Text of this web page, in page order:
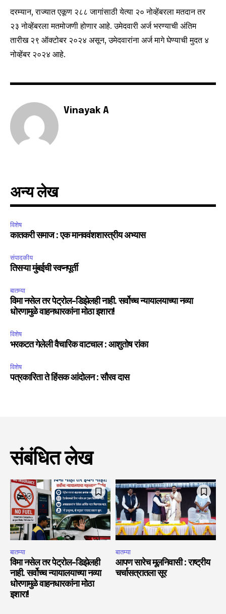
6,300
Fans
32,111 75
दरम्यान, राज्यात एकूण २८८ जागांसाठी येत्या २० नोव्हेंबरला मतदान तर
२३ नोव्हेंबरला मतमोजणी होणार आहे. उमेदवारी अर्ज भरण्याची अंतिम
तारीख २९ ऑक्टोबर २०२४ असून, उमेदवारांना अर्ज मागे घेण्याची मुदत ४
नोव्हेंबर २०२४ आहे.
Vinayak A
अन्य लेख
विशेष
कातकरी समाज : एक मानववंशशास्त्रीय अभ्यास
संपादकीय
तिसऱ्या मुंबईची स्वप्नपूर्ती
बातम्या
विमा नसेल तर पेट्रोल-डिझेलही नाही. सर्वोच्च न्यायालयाच्या नव्या
धोरणामुळे वाहनधारकांना मोठा इशारा!
विशेष
भरकटत गेलेली वैचारिक वाटचाल : आशुतोष रांका
विशेष
पत्रकारिता ते हिंसक आंदोलन : सौरव दास
संबंधित लेख
बातम्या
विमा नसेल तर पेट्रोल-डिझेलही
नाही. सर्वोच्च न्यायालयाच्या नव्या
धोरणामुळे वाहनधारकांना मोठा
इशारा!
बातम्या
आपण सारेच मूलनिवासी : राष्ट्रीय
चर्चासत्रातला सूर